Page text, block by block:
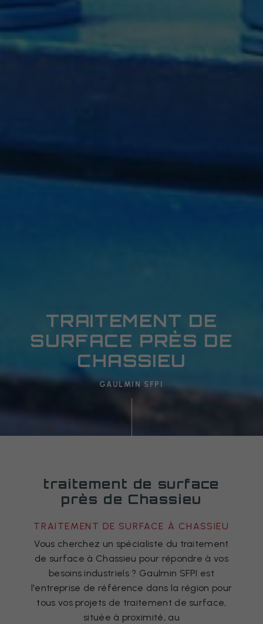
TRAITEMENT DE
SURFACE PRÈS DE
CHASSIEU
GAULMIN SFPI
traitement de surface
près de Chassieu
TRAITEMENT DE SURFACE À CHASSIEU
Vous cherchez un spécialiste du traitement
de surface à Chassieu pour répondre à vos
besoins industriels ? Gaulmin SFPI est
l'entreprise de référence dans la région pour
tous vos projets de traitement de surface,
située à proximité, au